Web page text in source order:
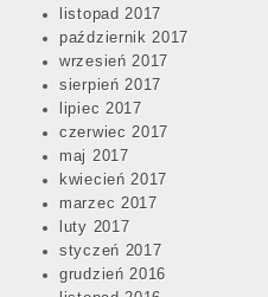
listopad 2017
październik 2017
wrzesień 2017
sierpień 2017
lipiec 2017
czerwiec 2017
maj 2017
kwiecień 2017
marzec 2017
luty 2017
styczeń 2017
grudzień 2016